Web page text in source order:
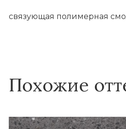
связующая полимерная
Похожие